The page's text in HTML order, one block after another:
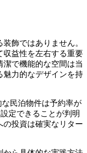
装飾ではありません。
収益性を左右する重要
で機能的な空間は当
魅力的なデザインを持
民泊物件は予約率が
定できることが判明
の投資は確実なリター